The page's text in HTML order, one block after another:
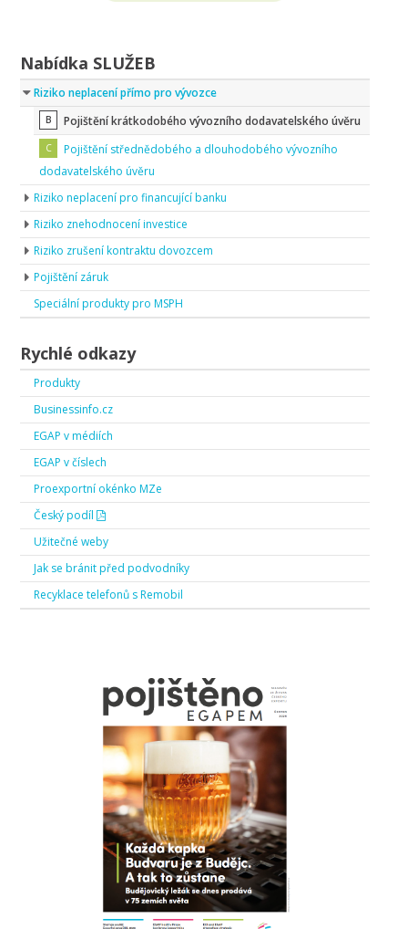
Nabídka SLUŽEB
Riziko neplacení přímo pro vývozce
Pojištění krátkodobého vývozního dodavatelského úvěru
Pojištění střednědobého a dlouhodobého vývozního
dodavatelského úvěru
Riziko neplacení pro financující banku
Riziko znehodnocení investice
Riziko zrušení kontraktu dovozcem
Pojištění záruk
Speciální produkty pro MSPH
Rychlé odkazy
Produkty
Businessinfo.cz
EGAP v médiích
EGAP v číslech
Proexportní okénko MZe
Český podíl
Užitečné weby
Jak se bránit před podvodníky
Recyklace telefonů s Remobil